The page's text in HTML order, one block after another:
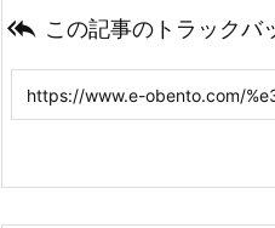
 この記事のトラックバ